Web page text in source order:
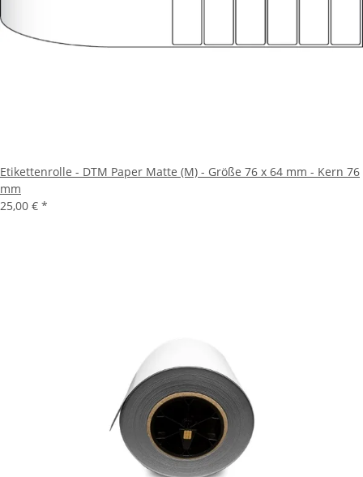
Etikettenrolle - DTM Paper Matte (M) - Größe 76 x 64 mm - Kern 76
mm
25,00 € *